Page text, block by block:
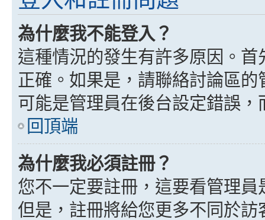
為什麼我不能登入？
這種情況的發生有許多原因。
正確。如果是，請聯絡討論區
可能是管理員在後台設定錯誤
回頂端
為什麼我必須註冊？
您不一定要註冊，這要看管理
但是，註冊將給您更多不同於